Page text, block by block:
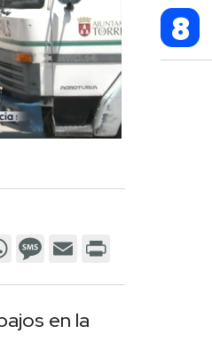
WhatsApp
Message
Email
en la
8